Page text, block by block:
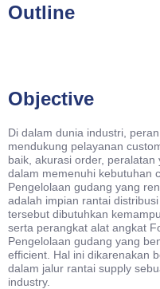
Outline
Objective
Di dalam dunia industri,
mendukung pelayanan
baik, akurasi order,
dalam memenuhi kebutuhan
Pengelolaan gudang yang
adalah impian rantai
tersebut dibutuhkan
serta perangkat alat angkat
Pengelolaan gudang yang
efficient. Hal ini dikarenakan
dalam jalur rantai supply
industry.